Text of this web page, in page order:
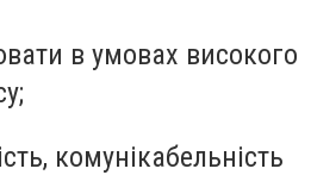
в умовах високого
комунікабельність